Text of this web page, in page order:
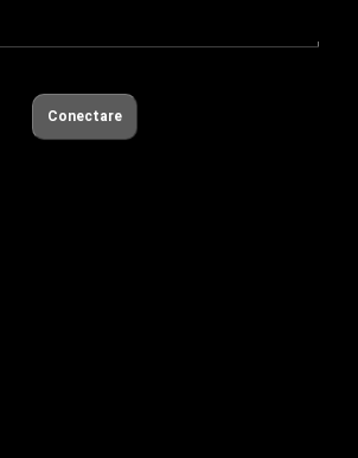
Conectare